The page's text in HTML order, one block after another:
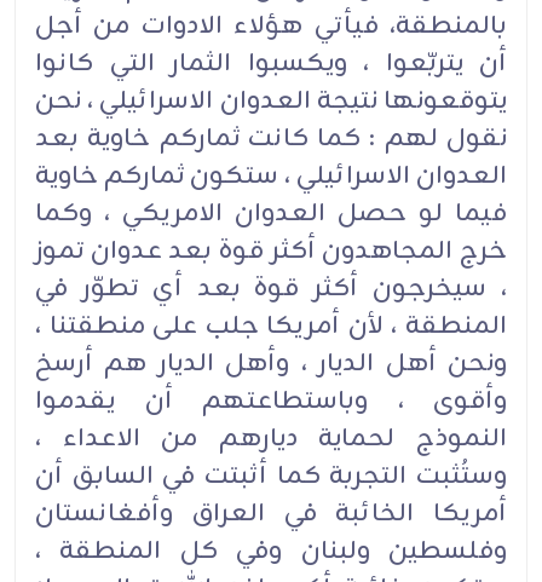
بالمنطقة، فيأتي هؤلاء الادوات من أجل
أن يتربّعوا ، ويكسبوا الثمار التي كانوا
يتوقعونها نتيجة العدوان الاسرائيلي ، نحن
نقول لهم : كما كانت ثماركم خاوية بعد
العدوان الاسرائيلي ، ستكون ثماركم خاوية
فيما لو حصل العدوان الامريكي ، وكما
خرج المجاهدون أكثر قوة بعد عدوان تموز
، سيخرجون أكثر قوة بعد أي تطوّر في
المنطقة ، لأن أمريكا جلب على منطقتنا ،
ونحن أهل الديار ، وأهل الديار هم أرسخ
وأقوى ، وباستطاعتهم أن يقدموا
النموذج لحماية ديارهم من الاعداء ،
وستُثبت التجربة كما أثبتت في السابق أن
أمريكا الخائبة في العراق وأفغانستان
وفلسطين ولبنان وفي كل المنطقة ،